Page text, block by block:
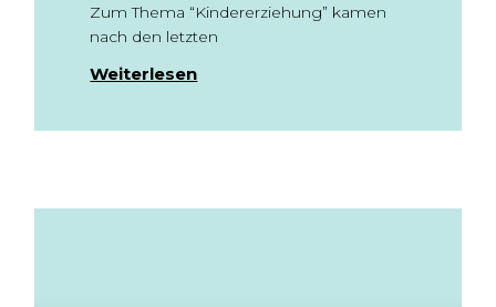
Zum Thema “Kindererziehung” kamen
nach den letzten
Weiterlesen